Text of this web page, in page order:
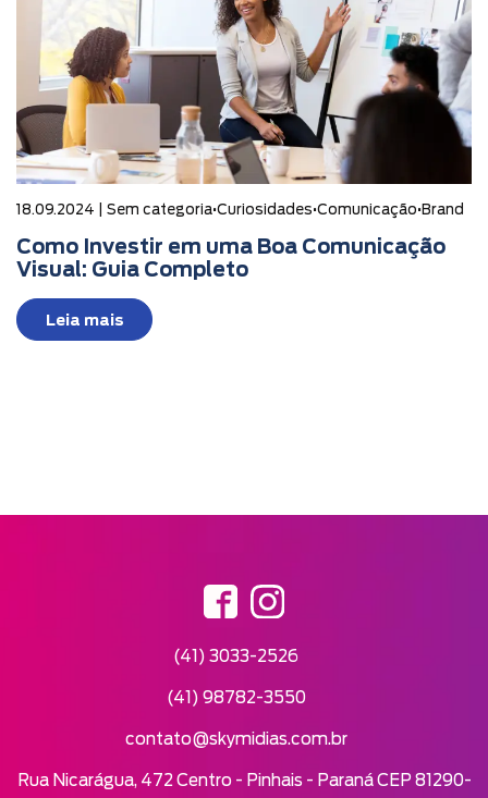
18.09.2024 | Sem categoria•Curiosidades•Comunicação• Brand
Como Investir em uma Boa Comunicação
Visual: Guia Completo
Leia mais
(41) 3033-2526
(41) 98782-3550
contato@skymidias.com.br
Rua Nicarágua, 472 Centro - Pinhais - Paraná CEP 81290-